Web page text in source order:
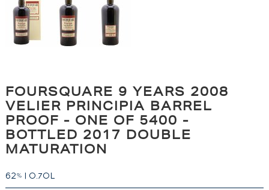
FOURSQUARE 9 YEARS 2008
VELIER PRINCIPIA BARREL
PROOF - ONE OF 5400 -
BOTTLED 2017 DOUBLE
MATURATION
62% | 0.70L